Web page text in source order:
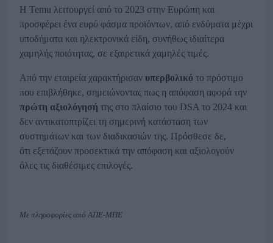
Η Temu λειτουργεί από το 2023 στην Ευρώπη και
προσφέρει ένα ευρύ φάσμα προϊόντων, από ενδύματα μέχρι
υποδήματα και ηλεκτρονικά είδη, συνήθως ιδιαίτερα
χαμηλής ποιότητας, σε εξαιρετικά χαμηλές τιμές.
Από την εταιρεία χαρακτήρισαν υπερβολικό το πρόστιμο
που επιβλήθηκε, σημειώνοντας πως η απόφαση αφορά την
πρώτη αξιολόγησή της στο πλαίσιο του DSA το 2024 και
δεν αντικατοπτρίζει τη σημερινή κατάσταση των
συστημάτων και των διαδικασιών της. Πρόσθεσε δε,
ότι εξετάζουν προσεκτικά την απόφαση και αξιολογούν
όλες τις διαθέσιμες επιλογές.
Με πληροφορίες από ΑΠΕ-ΜΠΕ